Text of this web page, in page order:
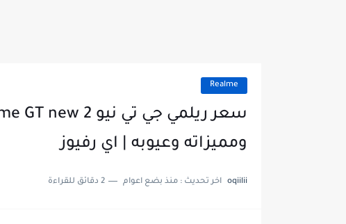
Realme
ومميزاته وعيوبه | اي رفيوز
oqiilii اخر تحديث : منذ بضع اعوام 2 دقائق للقراءة